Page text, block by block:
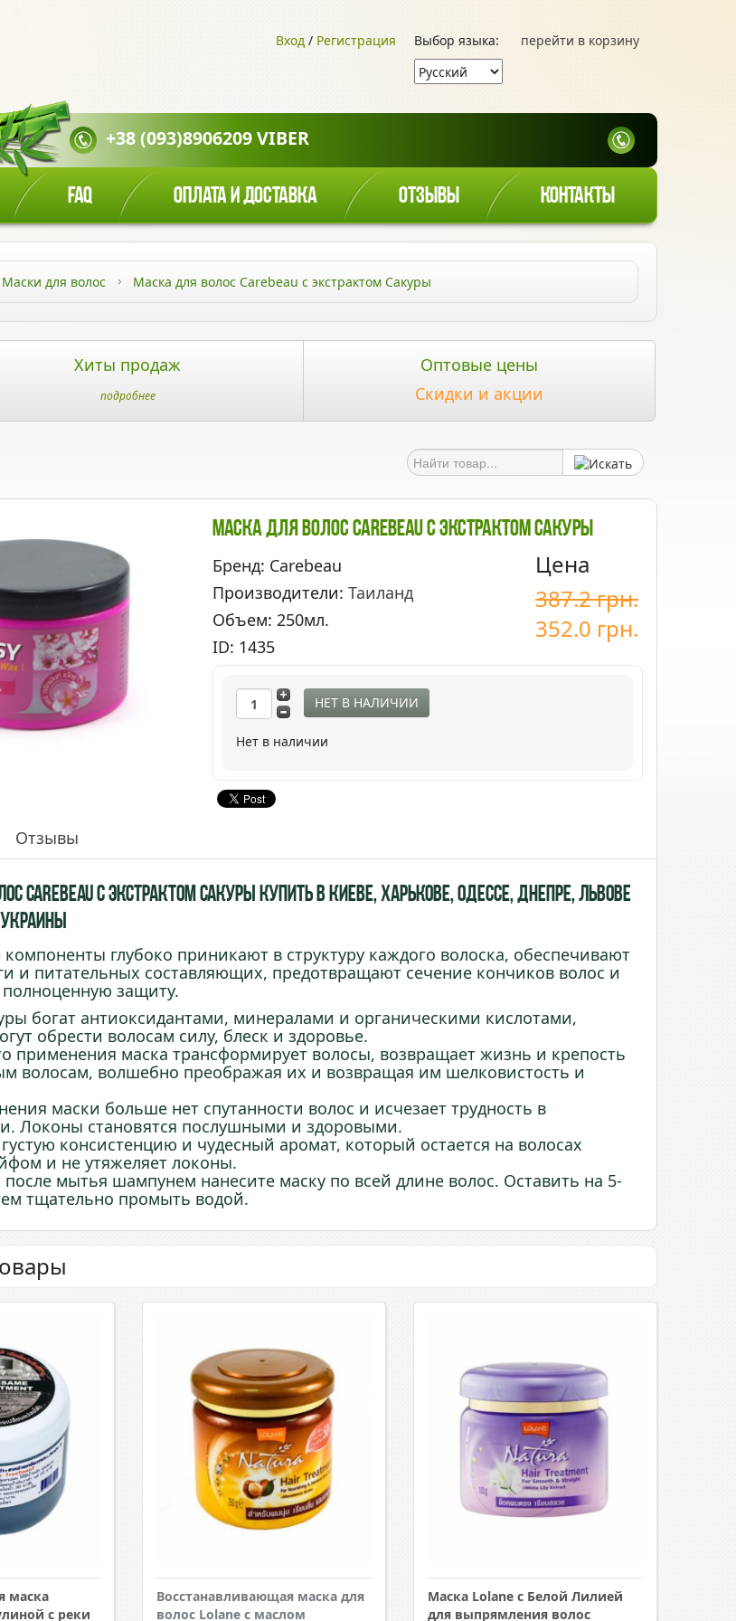
перейти в корзину
Выбор языка:
Вход / Регистрация
+38 (093)8906209 VIBER
FAQ ОПЛАТА И ДОСТАВКА ОТЗЫВЫ КОНТАКТЫ
Маски для волос Маска для волос Carebeau с экстрактом Сакуры
Хиты продаж
подробнее
Оптовые цены
Скидки и акции
Маска Для Волос Carebeau С Экстрактом Сакуры
Бренд: Carebeau
Производители: Таиланд
Объем: 250мл.
ID: 1435
Цена
387.2грн.
352.0 грн.
НЕТ В НАЛИЧИИ
Нет в наличии
Отзывы
Carebeau с экстрактом Сакуры купить в Киеве, Харькове, Одессе, Днепре, Львове
глубоко приникают в структуру каждого волоска, обеспечивают
и питательных составляющих, предотвращают сечение кончиков волос и
защиту.
богат антиоксидантами, минералами и органическими кислотами,
обрести волосам силу, блеск и здоровье.
применения маска трансформирует волосы, возвращает жизнь и крепость
волосам, волшебно преображая их и возвращая им шелковистость и
маски больше нет спутанности волос и исчезает трудность в
Локоны становятся послушными и здоровыми.
консистенцию и чудесный аромат, который остается на волосах
и не утяжеляет локоны.
мытья шампунем нанесите маску по всей длине волос. Оставить на 5-
тщательно промыть водой.
маска
с реки
Восстанавливающая маска для
волос Lolane с маслом
Маска Lolane с Белой Лилией
для выпрямления волос